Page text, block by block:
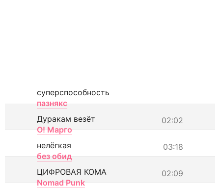
суперспособность
пазнякс
02:02
Дуракам везёт
О! Марго
03:18
нелёгкая
без обид
02:09
ЦИФРОВАЯ КОМА
Nomad Punk